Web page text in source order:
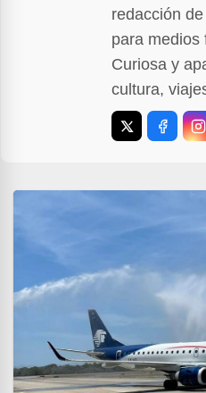
redacción
para medios
Curiosa y
cultura,